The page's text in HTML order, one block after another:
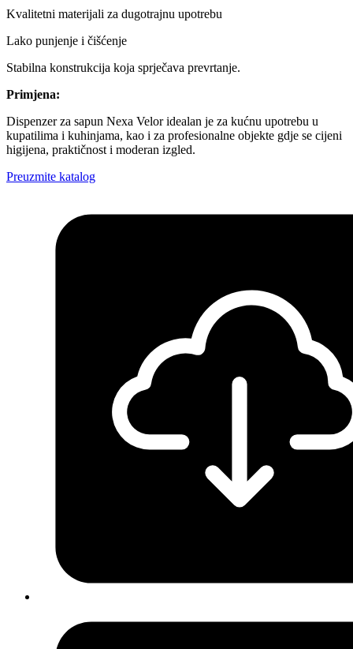
Kvalitetni materijali za dugotrajnu upotrebu
Lako punjenje i čišćenje
Stabilna konstrukcija koja sprječava prevrtanje.
Primjena:
Dispenzer za sapun Nexa Velor idealan je za kućnu upotrebu u
kupatilima i kuhinjama, kao i za profesionalne objekte gdje se cijeni
higijena, praktičnost i moderan izgled.
Preuzmite katalog